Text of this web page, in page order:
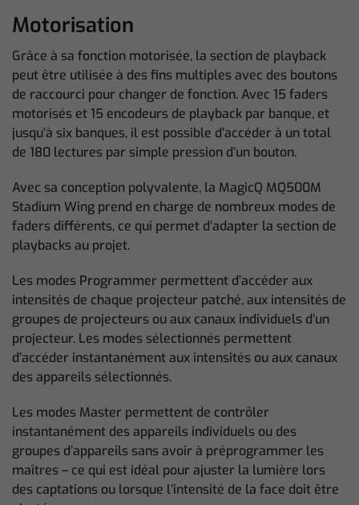
Motorisation
Grâce à sa fonction motorisée, la section de playback
peut être utilisée à des fins multiples avec des boutons
de raccourci pour changer de fonction. Avec 15 faders
motorisés et 15 encodeurs de playback par banque, et
jusqu’à six banques, il est possible d’accéder à un total
de 180 lectures par simple pression d’un bouton.
Avec sa conception polyvalente, la MagicQ MQ500M
Stadium Wing prend en charge de nombreux modes de
faders différents, ce qui permet d’adapter la section de
playbacks au projet.
Les modes Programmer permettent d’accéder aux
intensités de chaque projecteur patché, aux intensités de
groupes de projecteurs ou aux canaux individuels d’un
projecteur. Les modes sélectionnés permettent
d’accéder instantanément aux intensités ou aux canaux
des appareils sélectionnés.
Les modes Master permettent de contrôler
instantanément des appareils individuels ou des
groupes d’appareils sans avoir à préprogrammer les
maîtres – ce qui est idéal pour ajuster la lumière lors
des captations ou lorsque l’intensité de la face doit être